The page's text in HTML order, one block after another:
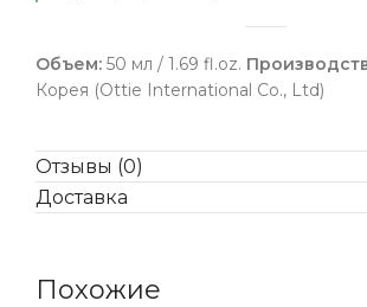
Объем: 50 мл / 1.69 fl.oz.
Корея (Ottie International Co., Ltd)
Отзывы (0)
Доставка
Похожие